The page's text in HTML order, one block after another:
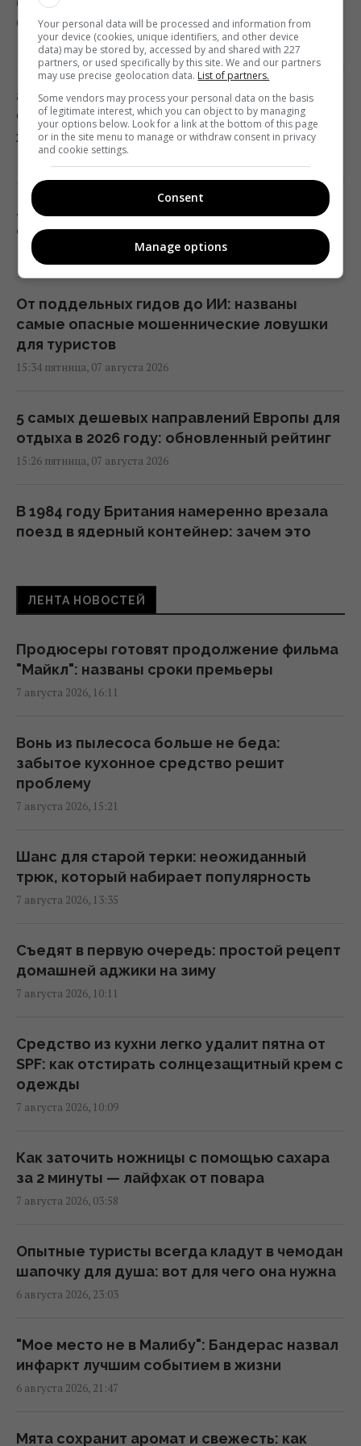
(фото)
17:21 пятница, 07 августа 2026
8 августа: церковный праздник сегодня,
что нужно сделать, чтобы исполнилось
желание
17:10 пятница, 07 августа 2026
Любят ли кошки своих хозяев так же, как
собаки: вот что выяснила наука
16:17 пятница, 07 августа 2026
От поддельных гидов до ИИ: названы
самые опасные мошеннические ловушки
для туристов
15:34 пятница, 07 августа 2026
5 самых дешевых направлений Европы для
отдыха в 2026 году: обновленный рейтинг
15:26 пятница, 07 августа 2026
В 1984 году Британия намеренно врезала
поезд в ядерный контейнер: зачем это
из жизни
15:00 пятница, 07 августа 2026
остатки "моря", исчезнувшего десятки
тысяч лет назад
14:46 пятница, 07 августа 2026
с первого взгляда одолевают единицы
14:20 пятница, 07 августа 2026
14:17 пятница, 07 августа 2026
Козлы-предатели помогли уничтожить
14:10 пятница, 07 августа 2026
Зачем оставлять салфетку на полу:
простой трюк для кухни
Люди постоянно перебивают других не из-
за неуважения: причины гораздо глубже
Согласно фэн-шуй, эти ошибки в спальне
мешают отдыху: как улучшить сон
Что означает белый налет на сливах:
эксперты объяснили, для чего он нужен
ЛЕНТА НОВОСТЕЙ
Продюсеры готовят продолжение фильма
"Майкл": названы сроки премьеры
7 августа 2026, 16:11
Вонь из пылесоса больше не беда:
забытое кухонное средство решит
проблему
7 августа 2026, 15:21
Шанс для старой терки: неожиданный
трюк, который набирает популярность
7 августа 2026, 13:35
Съедят в первую очередь: простой рецепт
домашней аджики на зиму
7 августа 2026, 10:11
Средство из кухни легко удалит пятна от
SPF: как отстирать солнцезащитный крем с
одежды
7 августа 2026, 10:09
Как заточить ножницы с помощью сахара
за 2 минуты — лайфхак от повара
7 августа 2026, 03:58
Опытные туристы всегда кладут в чемодан
шапочку для душа: вот для чего она нужна
6 августа 2026, 23:03
"Мое место не в Малибу": Бандерас назвал
инфаркт лучшим событием в жизни
6 августа 2026, 21:47
Мята сохранит аромат и свежесть: как
Your personal data will be processed and information from
your device (cookies, unique identifiers, and other device
data) may be stored by, accessed by and shared with 227
partners, or used specifically by this site. We and our partners
may use precise geolocation data. List of partners.
Some vendors may process your personal data on the basis
of legitimate interest, which you can object to by managing
your options below. Look for a link at the bottom of this page
or in the site menu to manage or withdraw consent in privacy
and cookie settings.
Consent
Manage options